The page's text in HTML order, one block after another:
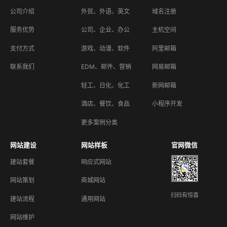
公司介绍
服务优势
支付方式
联系我们
外贸、外语、英文
公司、企业、办公
游戏、动漫、软件
EDM、邮件、营销
轻工、日化、化工
酒店、餐饮、食品
更多案例分类
域名注册
主机空间
阿里邮箱
网易邮箱
新网邮箱
小程序开发
网站建设
建站套餐
网站策划
建站流程
网站维护
网站样板
响应式网站
商城网站
通用网站
官网微信
扫码有惊喜